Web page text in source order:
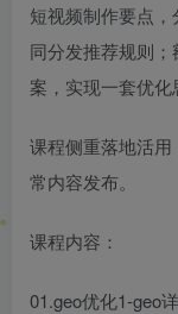
短视频制作要点
同分发推荐规则
案，实现一套优化
课程侧重落地活
常内容发布。
课程内容：
01.geo优化1-geo